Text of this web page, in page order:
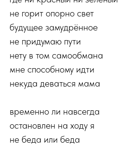
не горит опорно свет
будущее замудрённое
не придумаю пути
нету в том самообмана
мне способному идти
некуда деваться мама
временно ли навсегда
остановлен на ходу я
не беда или беда